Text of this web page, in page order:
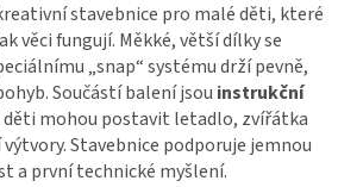
stavebnice pro malé děti, které
věci fungují. Měkké, větší dílky se
„snap“ systému drží pevně,
Součástí balení jsou instrukční
děti mohou postavit letadlo, zvířátka
Stavebnice podporuje jemnou
a první technické myšlení.